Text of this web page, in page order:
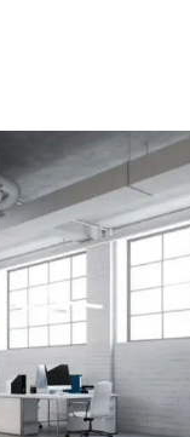
Blog
Contacto